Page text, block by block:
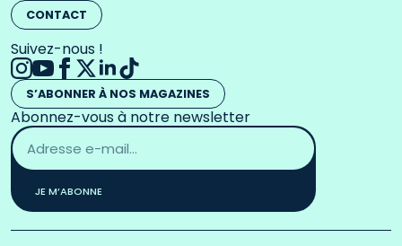
CONTACT
Suivez-nous !
S’ABONNER À NOS MAGAZINES
Abonnez-vous à notre newsletter
Adresse
email
*
JE M’ABONNE